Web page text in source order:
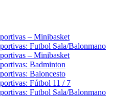
– Minibasket
Futbol Sala/Balonmano
– Minibasket
Badminton
Baloncesto
Fútbol 11 / 7
Futbol Sala/Balonmano